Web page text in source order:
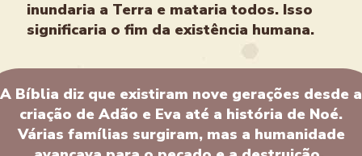
inundaria a Terra e mataria todos. Isso
significaria o fim da existência humana.
A Bíblia diz que existiram nove gerações desde a
criação de Adão e Eva até a história de Noé.
Várias famílias surgiram, mas a humanidade